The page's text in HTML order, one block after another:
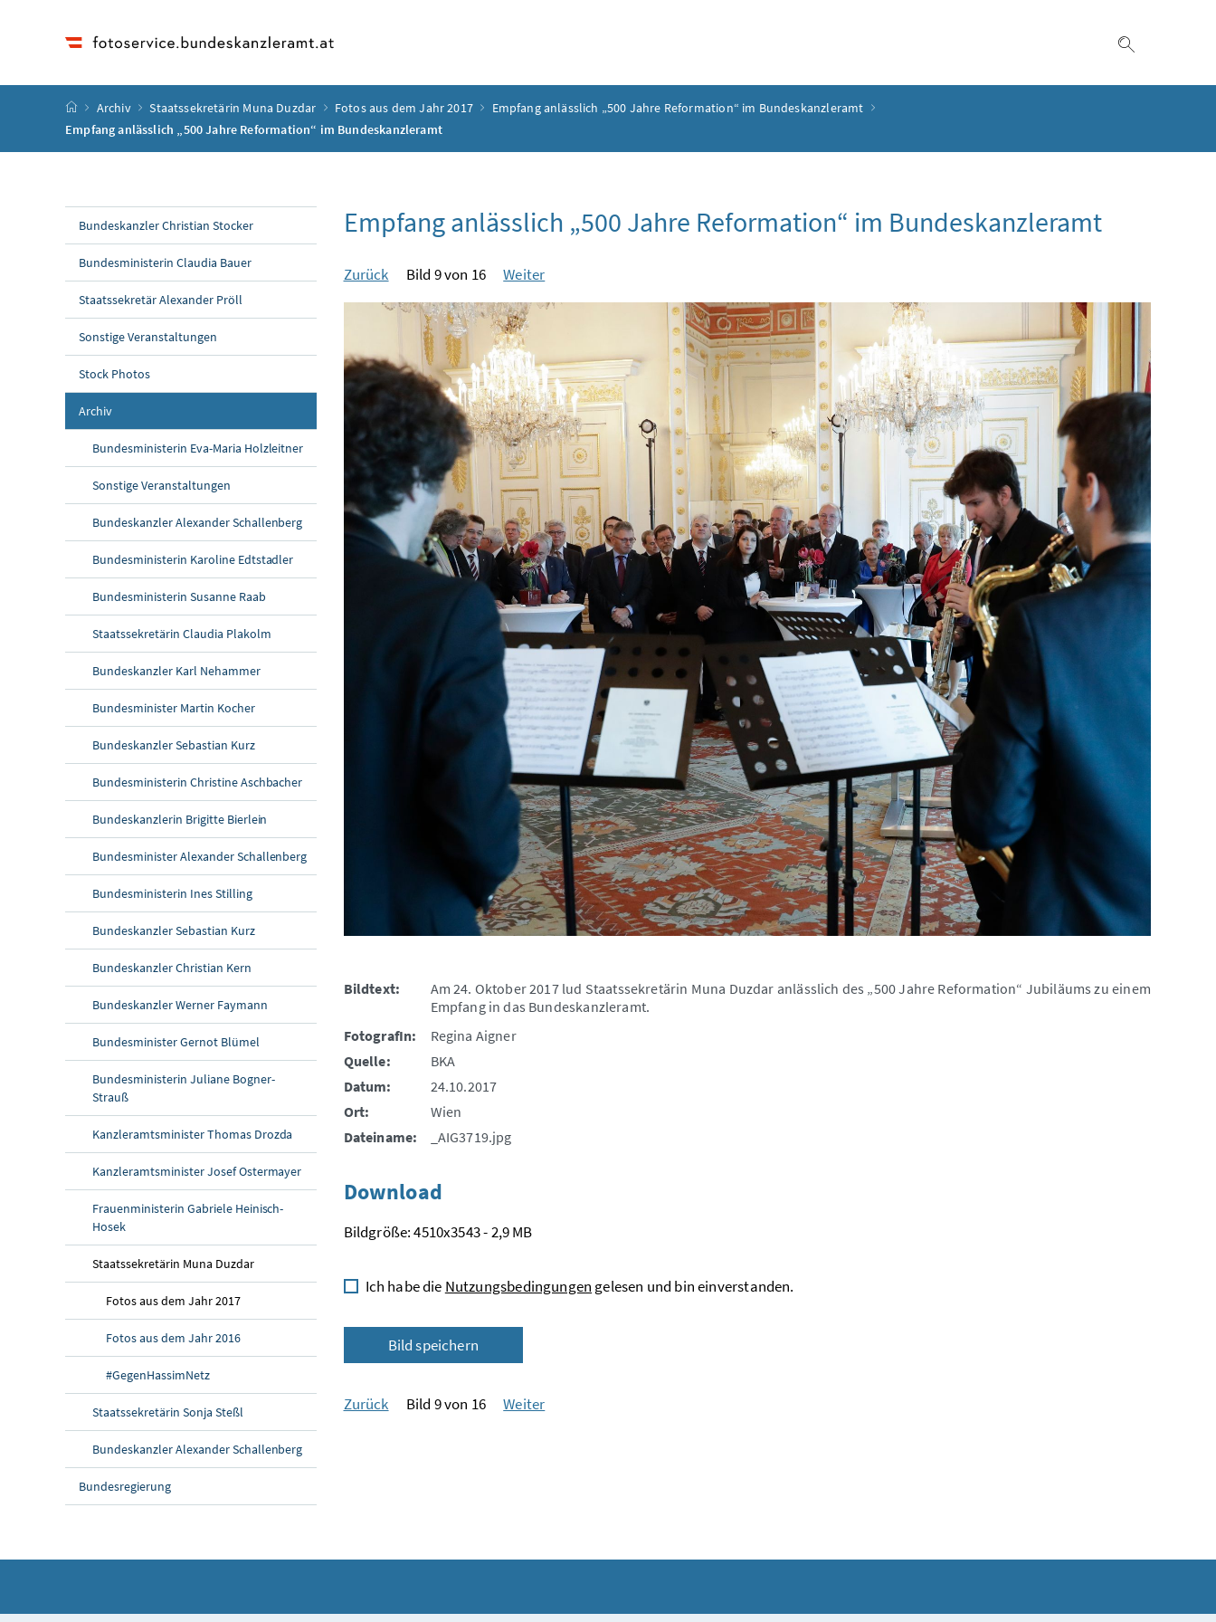
Startseite
Archiv Staatssekretärin Muna Duzdar Fotos aus dem Jahr 2017
Empfang anlässlich „500 Jahre Reformation“ im Bundeskanzleramt
Empfang anlässlich „500 Jahre Reformation“ im Bundeskanzleramt
Bundeskanzler Christian Stocker
Bundesministerin Claudia Bauer
Staatssekretär Alexander Pröll
Sonstige Veranstaltungen
Stock Photos
Archiv
Bundesministerin Eva-Maria Holzleitner
Sonstige Veranstaltungen
Bundeskanzler Alexander Schallenberg
Bundesministerin Karoline Edtstadler
Bundesministerin Susanne Raab
Staatssekretärin Claudia Plakolm
Bundeskanzler Karl Nehammer
Bundesminister Martin Kocher
Bundeskanzler Sebastian Kurz
Bundesministerin Christine Aschbacher
Bundeskanzlerin Brigitte Bierlein
Bundesminister Alexander Schallenberg
Bundesministerin Ines Stilling
Bundeskanzler Sebastian Kurz
Bundeskanzler Christian Kern
Bundeskanzler Werner Faymann
Bundesminister Gernot Blümel
Bundesministerin Juliane Bogner-
Strauß
Kanzleramtsminister Thomas Drozda
Kanzleramtsminister Josef Ostermayer
Frauenministerin Gabriele Heinisch-
Hosek
Staatssekretärin Muna Duzdar
Fotos aus dem Jahr 2017
Fotos aus dem Jahr 2016
#GegenHassimNetz
Staatssekretärin Sonja Steßl
Bundeskanzler Alexander Schallenberg
Bundesregierung
Empfang anlässlich „500 Jahre Reformation“ im Bundeskanzleramt
Zurück Bild 9 von 16 Weiter
Bildtext:
Am 24. Oktober 2017 lud Staatssekretärin Muna Duzdar anlässlich des „500 Jahre Reformation“ Jubiläums zu einem
Empfang in das Bundeskanzleramt.
FotografIn:
Regina Aigner
Quelle:
BKA
Datum:
24.10.2017
Ort:
Wien
Dateiname:
_AIG3719.jpg
Download
Bildgröße: 4510x3543 - 2,9 MB
Ich habe die Nutzungsbedingungen gelesen und bin einverstanden.
Bild speichern
Zurück Bild 9 von 16 Weiter